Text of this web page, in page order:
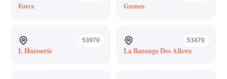
Force Gesnes
53970
L Huisserie
53470
La Bazouge Des Alleux